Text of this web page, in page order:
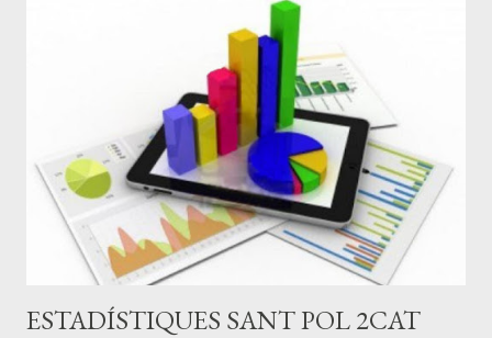
Deportivo De La Coruña Josep Maria Fulquet Lloveres: Fc
Barcelona At Narcís Serra Martorell: Lluís Sagristà Moreu:
Girona Fc, Cf Calella Lluís Sagristà Vila: Cf Calella, Ue Olot, Cf
Gavà Joan Sagristà Sauleda: Ad Ceuta Joaquim Pujol Pou: Cf
Calella Pere Tarridas Martin: Cd Mahón, Cf Calella Ricard Bachs
Batllori: Cf Calella Enric Roig Morató: Cf Calella Manel Sauleda
Paurès: Cf Calella Paquito Garcia Jiménez: Cf Calella ...
ESTADÍSTIQUES SANT POL 2CAT